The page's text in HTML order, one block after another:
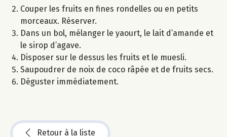
Couper les fruits en fines rondelles ou en petits
morceaux. Réserver.
Dans un bol, mélanger le yaourt, le lait d’amande et
le sirop d’agave.
Disposer sur le dessus les fruits et le muesli.
Saupoudrer de noix de coco râpée et de fruits secs.
Déguster immédiatement.
Retour à la liste